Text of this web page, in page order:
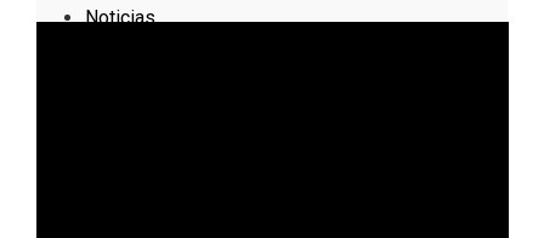
Noticias